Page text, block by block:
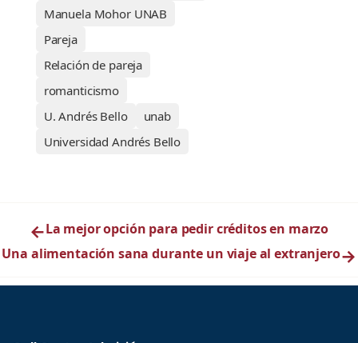
Manuela Mohor UNAB
Pareja
Relación de pareja
romanticismo
U. Andrés Bello
unab
Universidad Andrés Bello
←La mejor opción para pedir créditos en marzo
Una alimentación sana durante un viaje al extranjero→